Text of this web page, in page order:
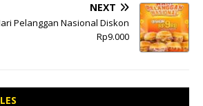
NEXT
Pelanggan Nasional Diskon
Rp9.000